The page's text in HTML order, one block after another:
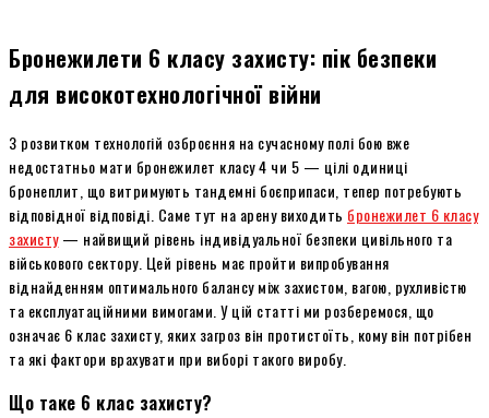
Бронежилети 6 класу захисту: пік безпеки
для високотехнологічної війни
З розвитком технологій озброєння на сучасному полі бою вже
недостатньо мати бронежилет класу 4 чи 5 — цілі одиниці
бронеплит, що витримують тандемні боєприпаси, тепер потребують
відповідної відповіді. Саме тут на арену виходить бронежилет 6 класу
захисту— найвищий рівень індивідуальної безпеки цивільного та
військового сектору. Цей рівень має пройти випробування
віднайденням оптимального балансу між захистом, вагою, рухливістю
та експлуатаційними вимогами. У цій статті ми розберемося, що
означає 6 клас захисту, яких загроз він протистоїть, кому він потрібен
та які фактори врахувати при виборі такого виробу.
Що таке 6 клас захисту?